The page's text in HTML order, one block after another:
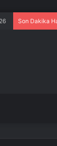
Son Dakika